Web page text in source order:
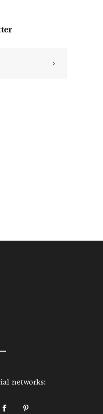
networks: